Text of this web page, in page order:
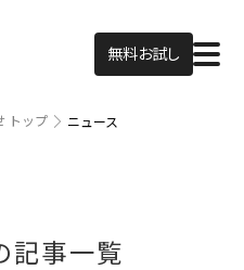
無料お試し
トップ ニュース
記事一覧